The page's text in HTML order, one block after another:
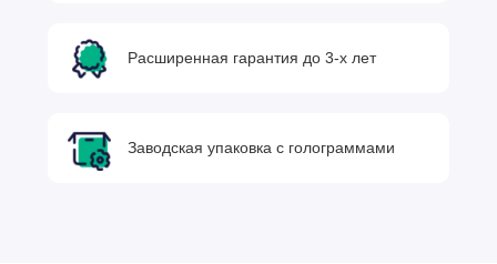
Расширенная гарантия до 3-х лет
Заводская упаковка с голограммами